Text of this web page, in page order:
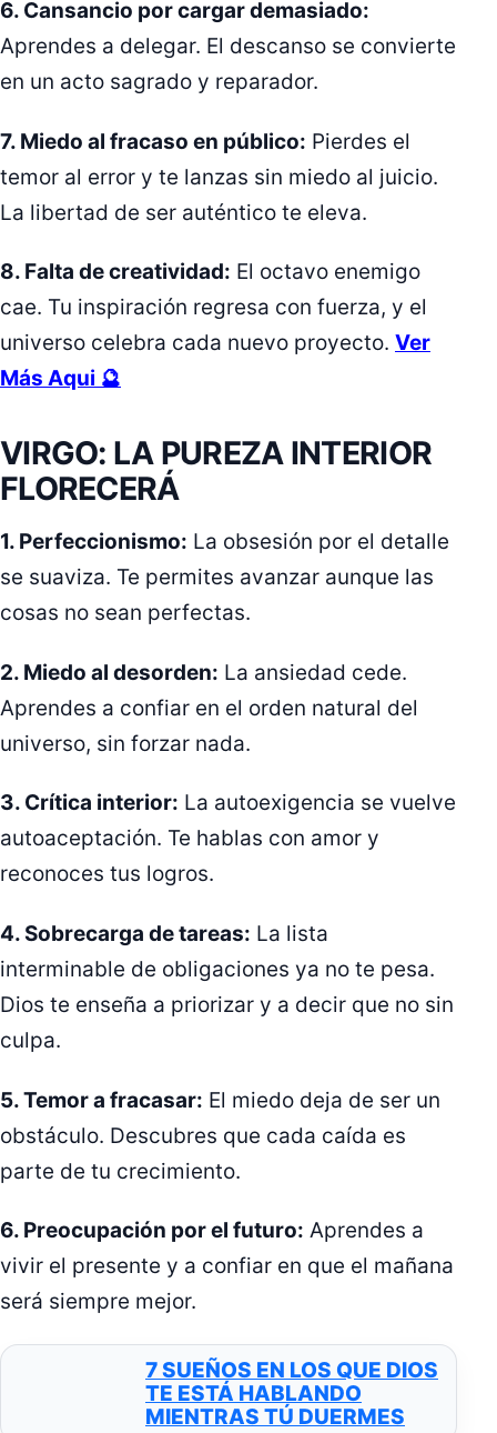
6. Cansancio por cargar demasiado:
Aprendes a delegar. El descanso se convierte
en un acto sagrado y reparador.
7. Miedo al fracaso en público: Pierdes el
temor al error y te lanzas sin miedo al juicio.
La libertad de ser auténtico te eleva.
8. Falta de creatividad: El octavo enemigo
cae. Tu inspiración regresa con fuerza, y el
universo celebra cada nuevo proyecto. Ver
Más Aqui 🔮
VIRGO: LA PUREZA INTERIOR
FLORECERÁ
1. Perfeccionismo: La obsesión por el detalle
se suaviza. Te permites avanzar aunque las
cosas no sean perfectas.
2. Miedo al desorden: La ansiedad cede.
Aprendes a confiar en el orden natural del
universo, sin forzar nada.
3. Crítica interior: La autoexigencia se vuelve
autoaceptación. Te hablas con amor y
reconoces tus logros.
4. Sobrecarga de tareas: La lista
interminable de obligaciones ya no te pesa.
Dios te enseña a priorizar y a decir que no sin
culpa.
5. Temor a fracasar: El miedo deja de ser un
obstáculo. Descubres que cada caída es
parte de tu crecimiento.
6. Preocupación por el futuro: Aprendes a
vivir el presente y a confiar en que el mañana
será siempre mejor.
7 SUEÑOS EN LOS QUE DIOS
TE ESTÁ HABLANDO
MIENTRAS TÚ DUERMES